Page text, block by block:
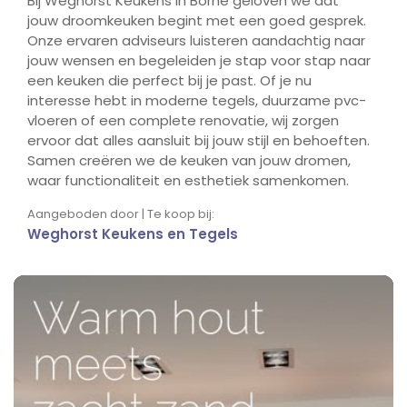
jouw droomkeuken begint met een goed gesprek.
Onze ervaren adviseurs luisteren aandachtig naar
jouw wensen en begeleiden je stap voor stap naar
een keuken die perfect bij je past. Of je nu
interesse hebt in moderne tegels, duurzame pvc-
vloeren of een complete renovatie, wij zorgen
ervoor dat alles aansluit bij jouw stijl en behoeften.
Samen creëren we de keuken van jouw dromen,
waar functionaliteit en esthetiek samenkomen.
Aangeboden door | Te koop bij:
Weghorst Keukens en Tegels